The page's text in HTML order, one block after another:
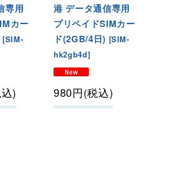
専用
カー
[SIM-
)
港 データ通信専用
プリペイドSIMカー
ド(2GB/4日) [SIM-
hk2gb4d]
980円(税込)